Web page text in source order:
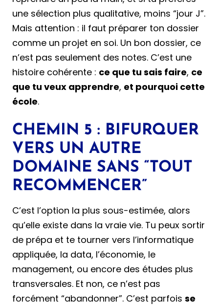
une sélection plus qualitative, moins “jour J”.
Mais attention : il faut préparer ton dossier
comme un projet en soi. Un bon dossier, ce
n’est pas seulement des notes. C’est une
histoire cohérente : ce que tu sais faire, ce
que tu veux apprendre, et pourquoi cette
école.
CHEMIN 5 : BIFURQUER
VERS UN AUTRE
DOMAINE SANS “TOUT
RECOMMENCER”
C’est l’option la plus sous-estimée, alors
qu’elle existe dans la vraie vie. Tu peux sortir
de prépa et te tourner vers l’informatique
appliquée, la data, l’économie, le
management, ou encore des études plus
transversales. Et non, ce n’est pas
forcément “abandonner”. C’est parfois se